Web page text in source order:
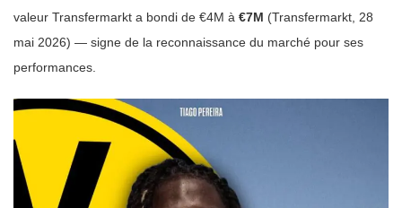
valeur Transfermarkt a bondi de €4M à €7M (Transfermarkt, 28
mai 2026) — signe de la reconnaissance du marché pour ses
performances.